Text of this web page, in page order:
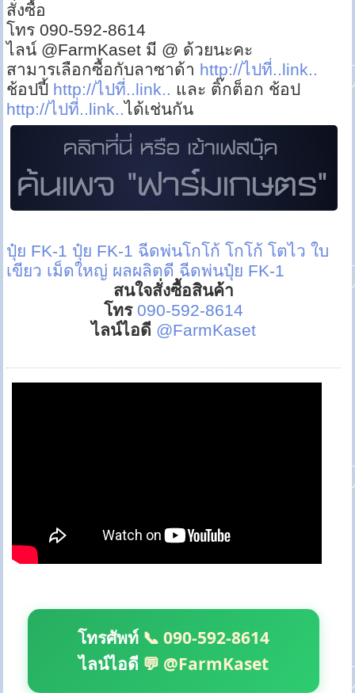
สั่งซื้อ
โทร 090-592-8614
ไลน์ @FarmKaset มี @ ด้วยนะคะ
สามารเลือกซื้อกับลาซาด้า http://ไปที่..link..
ช้อปปี้ http://ไปที่..link.. และ ติ๊กต็อก ช้อป
http://ไปที่..link..ได้เช่นกัน
ปุ๋ย FK-1 ปุ๋ย FK-1 ฉีดพ่นโกโก้ โกโก้ โตไว ใบ
เขียว เม็ดใหญ่ ผลผลิตดี ฉีดพ่นปุ๋ย FK-1
สนใจสั่งซื้อสินค้า
โทร 090-592-8614
ไลน์ไอดี @FarmKaset
โทรศัพท์ 📞 090-592-8614
ไลน์ไอดี 💬 @FarmKaset